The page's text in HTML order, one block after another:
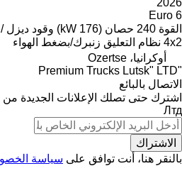
Euro 6
القوة 240 حصان (176 kW) وقود ديزل
4x2 نظام التعليق زنبرك/بضغط الهواء
أوكرانيا، Ozertse
"Premium Trucks Lutsk" LTD
الاتصال بالبائع
Лтд
الاشتراك
بالنقر هنا، أنت توافق على سياسة